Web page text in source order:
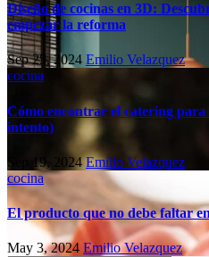
Diseño de cocinas en 3D:
empezar la reforma
Sep 25, 2024 Emilio Velazquez
cocina
Cómo encontrar el catering
intento)
Sep 19, 2024Emilio Velazquez
cocina
El producto que no debe faltar
May 3, 2024 Emilio Velazquez